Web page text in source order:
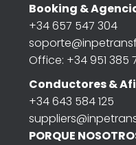
Booking &
+34 657 547 304
Office: +34 951 385
Conductores &
+34 643 584 125
PORQUE